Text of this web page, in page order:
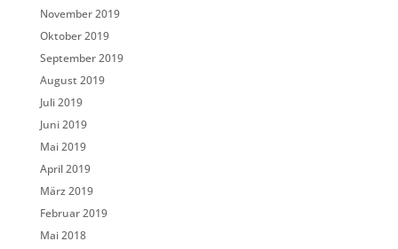
November 2019
Oktober 2019
September 2019
August 2019
Juli 2019
Juni 2019
Mai 2019
April 2019
März 2019
Februar 2019
Mai 2018